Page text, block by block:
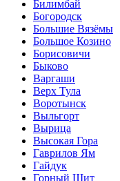
Билимбай
Богородск
Большие Вязёмы
Большое Козино
Борисовичи
Быково
Варгаши
Верх Тула
Воротынск
Выльгорт
Вырица
Высокая Гора
Гаврилов Ям
Гайдук
Горный Щит